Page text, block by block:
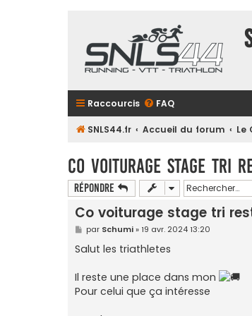
Raccourcis FAQ
SNLS44.fr Accueil du forum Le
Co voiturage stage tri
Répondre
Co voiturage stage tri
M
e
s
s
g
e
par Schumi» 19 avr. 2024 13:20
Salut les triathletes
Il reste une place dans mon
Pour celui que ça intéresse